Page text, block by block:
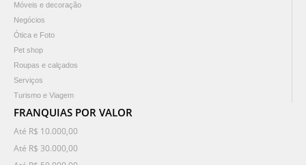
Móveis e decoração
Negócios
Ótica e Foto
Pet shop
Roupas e calçados
Serviços
Turismo e Viagem
FRANQUIAS POR VALOR
Até R$ 10.000,00
Até R$ 30.000,00